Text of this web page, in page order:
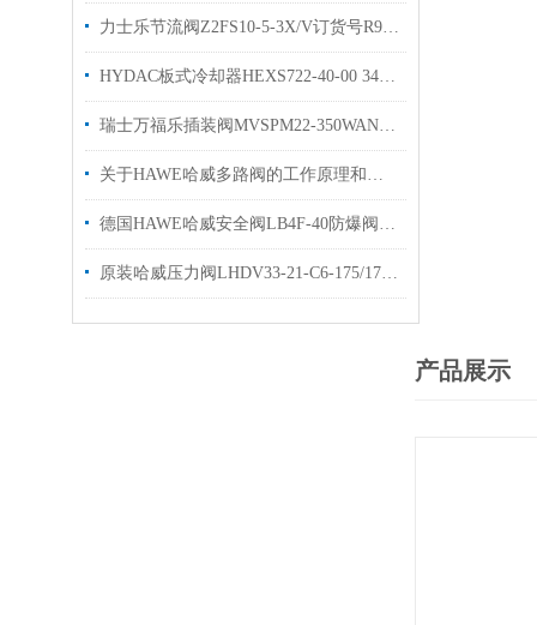
力士乐节流阀Z2FS10-5-3X/V订货号R900517812现货
HYDAC板式冷却器HEXS722-40-00 3457474原装出售
瑞士万福乐插装阀MVSPM22-350WANDFLUH现货MVSPM18-160
关于HAWE哈威多路阀的工作原理和作用的几个知识点总结
德国HAWE哈威安全阀LB4F-40防爆阀优势供应
原装哈威压力阀LHDV33-21-C6-175/175hawe平衡阀
产品展示